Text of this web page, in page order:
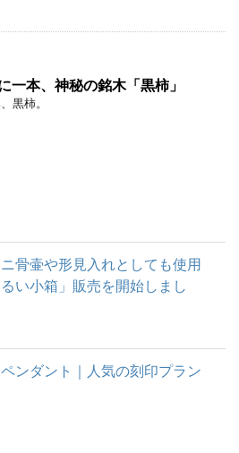
一本、神秘の銘木「黒柿」
黒柿。
ニ骨壷や形見入れとしても使用
い小箱」販売を開始しまし
ンダント｜人気の刻印プラン